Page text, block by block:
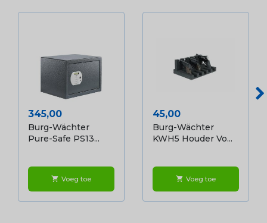
Prijs
345,00
Burg-Wächter
Pure-Safe PS13...
shopping_cart Voeg toe
Prijs
45,00
Burg-Wächter
KWH5 Houder Vo...
shopping_cart Voeg toe